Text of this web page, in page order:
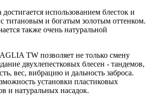
использованием блесток и
титановым и богатым золотым оттенком.
также очень натуральной
TW позволяет не только смену
двухлепестковых блесен - тандемов,
вес, вибрацию и дальность заброса.
установки пластиковых
и натуральных насадок.